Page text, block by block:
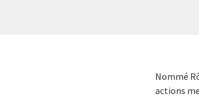
Nommé
actions